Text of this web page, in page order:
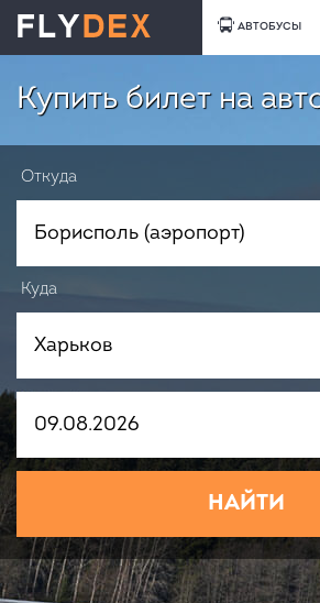
АВТОБУСЫ
Купить билет на
Откуда
Куда
НАЙТИ